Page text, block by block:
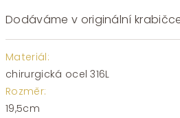
Dodáváme v originální
Materiál:
chirurgická ocel 316L
Rozměr:
19,5cm